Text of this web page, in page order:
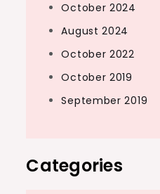
October 2024
August 2024
October 2022
October 2019
September 2019
Categories